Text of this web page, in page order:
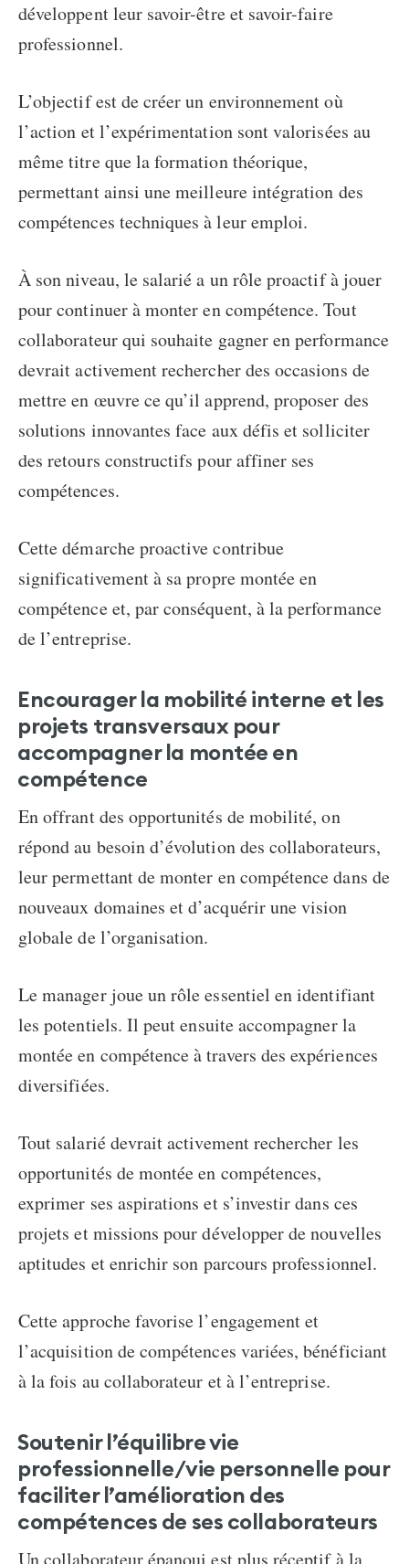
développent leur savoir-être et savoir-faire
professionnel.
L’objectif est de créer un environnement où
l’action et l’expérimentation sont valorisées au
même titre que la formation théorique,
permettant ainsi une meilleure intégration des
compétences techniques à leur emploi.
À son niveau, le salarié a un rôle proactif à jouer
pourcontinuer à monter en compétence. Tout
collaborateur qui souhaite gagner en performance
devrait activement rechercher des occasions de
mettre en œuvre ce qu’il apprend, proposer des
solutions innovantes face aux défis et solliciter
des retours constructifs pour affiner ses
compétences.
Cette démarche proactive contribue
significativement à sa propre montée en
compétence et, par conséquent, à la performance
de l’entreprise.
Encourager la mobilité interne et les
projets transversaux pour
accompagner la montée en
compétence
En offrant des opportunités de mobilité, on
répond au besoin d’évolution des collaborateurs,
leur permettant demonter en compétencedans de
nouveaux domaines et d’acquérir une vision
globale de l’organisation.
Le manager joue un rôle essentiel en identifiant
les potentiels. Il peut ensuite accompagner la
montée en compétence à travers des expériences
diversifiées.
Tout salarié devrait activement rechercher les
opportunités de montée en compétences,
exprimer ses aspirations et s’investir dans ces
projets et missions pour développer de nouvelles
aptitudes et enrichir son parcours professionnel.
Cette approche favorise l’engagement et
l’acquisition de compétences variées, bénéficiant
à la fois au collaborateur et à l’entreprise.
Soutenir l’équilibre vie
professionnelle/vie personnelle pour
faciliter l’amélioration des
compétences de ses collaborateurs